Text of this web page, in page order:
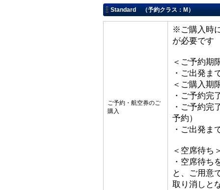
Standard （予約クラス：M）
ご予約・航空券のご
購入
※ご購入時
が必要です
＜ご予約期
・ご出発ま
＜ご購入期
・ご予約完
・ご予約完
予約）
・ご出発ま
＜空席待ち
・空席待ち
と、ご用意
取り消しと